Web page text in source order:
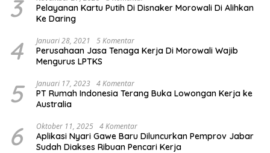
3
Pelayanan Kartu Putih Di Disnaker Morowali Di Alihkan
Ke Daring
4 Januari 28, 2021 5 Komentar
Perusahaan Jasa Tenaga Kerja Di Morowali Wajib
Mengurus LPTKS
5 Januari 17, 2023 4 Komentar
PT Rumah Indonesia Terang Buka Lowongan Kerja ke
Australia
6 Oktober 11, 2025 4 Komentar
Aplikasi Nyari Gawe Baru Diluncurkan Pemprov Jabar
Sudah Diakses Ribuan Pencari Kerja